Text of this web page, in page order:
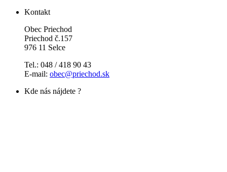
Kontakt
Obec Priechod
Priechod č.157
976 11 Selce
Tel.: 048 / 418 90 43
E-mail: obec@priechod.sk
Kde nás nájdete ?